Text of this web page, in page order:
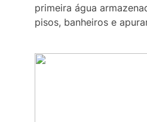
primeira água
pisos, banheiros e